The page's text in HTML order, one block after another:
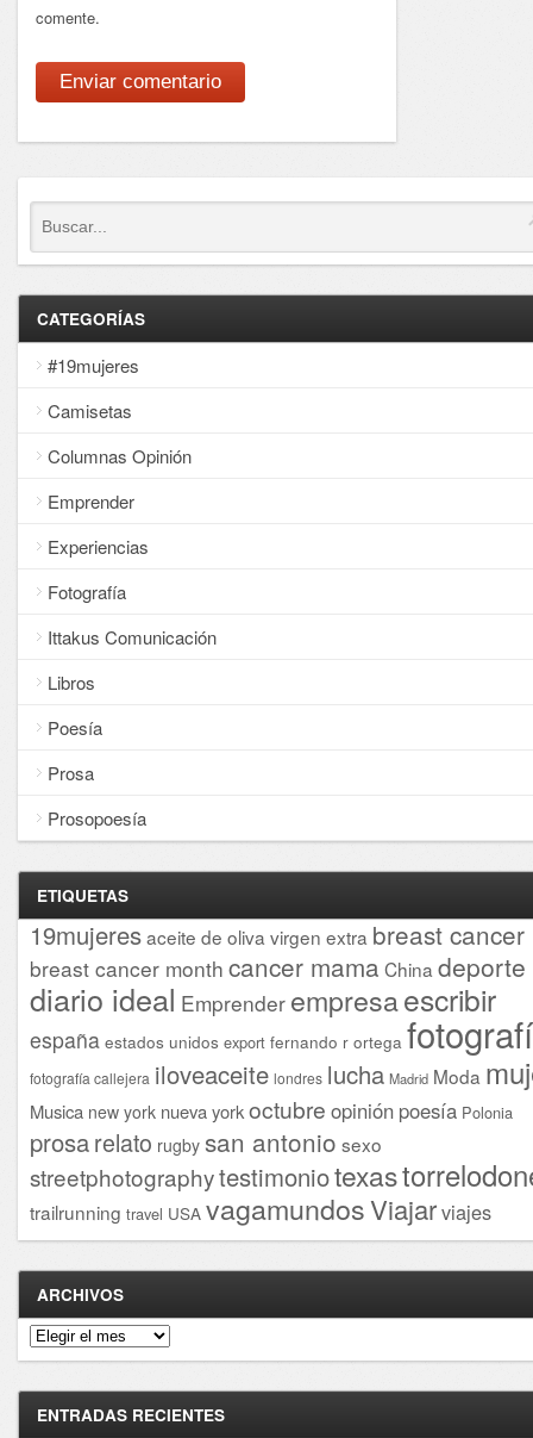
comente.
CATEGORÍAS
#19mujeres
Camisetas
Columnas Opinión
Emprender
Experiencias
Fotografía
Ittakus Comunicación
Libros
Poesía
Prosa
Prosopoesía
ETIQUETAS
19mujeresaceite de oliva virgen extra breast cancer
breast cancer month cancer mama China deporte
diario ideal Emprender empresaescribir
españa estados unidos export fernando r ortega
fotografía callejera iloveaceite londres lucha Madrid Moda
Musica new york nueva yorkoctubre opinión poesía Polonia
prosarelato rugby san antonio sexo
streetphotographytestimoniotexas
trailrunning travel USA vagamundosViajarviajes
ARCHIVOS
Archivos
ENTRADAS RECIENTES